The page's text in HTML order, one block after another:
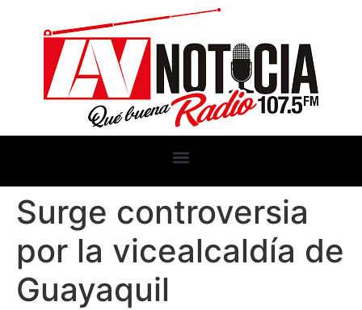
Surge controversia
por la vicealcaldía de
Guayaquil